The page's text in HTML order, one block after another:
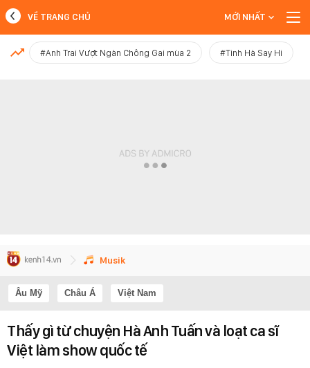
MỚI NHẤT
VỀ TRANG CHỦ MỚI NHẤT
#Anh Trai Vượt Ngàn Chông Gai mùa 2 #Tinh Hà Say Hi
Musik
Âu Mỹ Châu Á Việt Nam
Thấy gì từ chuyện Hà Anh Tuấn và loạt ca sĩ
Việt làm show quốc tế